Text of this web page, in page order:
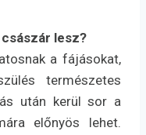
lesz?
a fájásokat,
természetes
után kerül sor a
előnyös lehet.